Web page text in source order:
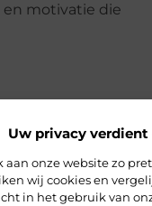
Uw privacy verdient
aan onze website zo
wij cookies en
in het gebruik van
en motivatie die